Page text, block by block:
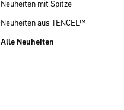
Neuheiten mit Spitze
Neuheiten aus TENCEL™
Alle Neuheiten